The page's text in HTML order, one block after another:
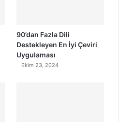
90’dan Fazla Dili
Destekleyen En İyi Çeviri
Uygulaması
Ekim 23, 2024